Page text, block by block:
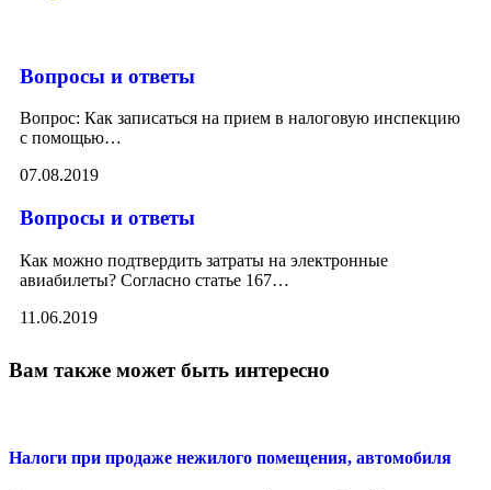
Вопросы и ответы
Вопрос: Как записаться на прием в налоговую инспекцию
с помощью…
07.08.2019
Вопросы и ответы
Как можно подтвердить затраты на электронные
авиабилеты? Согласно статье 167…
11.06.2019
Вам также может быть интересно
Налоги при продаже нежилого помещения, автомобиля